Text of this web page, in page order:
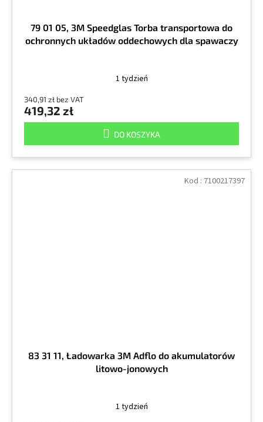
79 01 05, 3M Speedglas Torba transportowa do
ochronnych układów oddechowych dla spawaczy
1 tydzień
340,91 zł bez VAT
419,32 zł
DO KOSZYKA
83 31 11, Ładowarka 3M Adflo do akumulatorów
litowo-jonowych
1 tydzień
Kod : 7100217397